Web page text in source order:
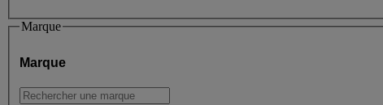
Marque
Marque